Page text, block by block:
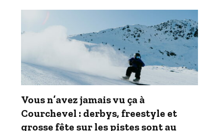
Vous n’avez jamais vu ça à
Courchevel : derbys, freestyle et
grosse fête sur les pistes sont au